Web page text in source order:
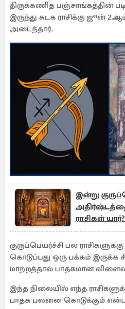
திருக்கணித பஞ்சாங்கத்தின் படி
இருந்து கடக ராசிக்கு ஜூன்
அடைந்தார்.
இன்று
ராசிகள் யார்?
குருப்பெயர்ச்சி பல
கொடுப்பது ஒரு பக்கம் இருக்க
மாற்றத்தால் பாதகமான
இந்த நிலையில் எந்த
பாதக பலனை கொடுக்கும்